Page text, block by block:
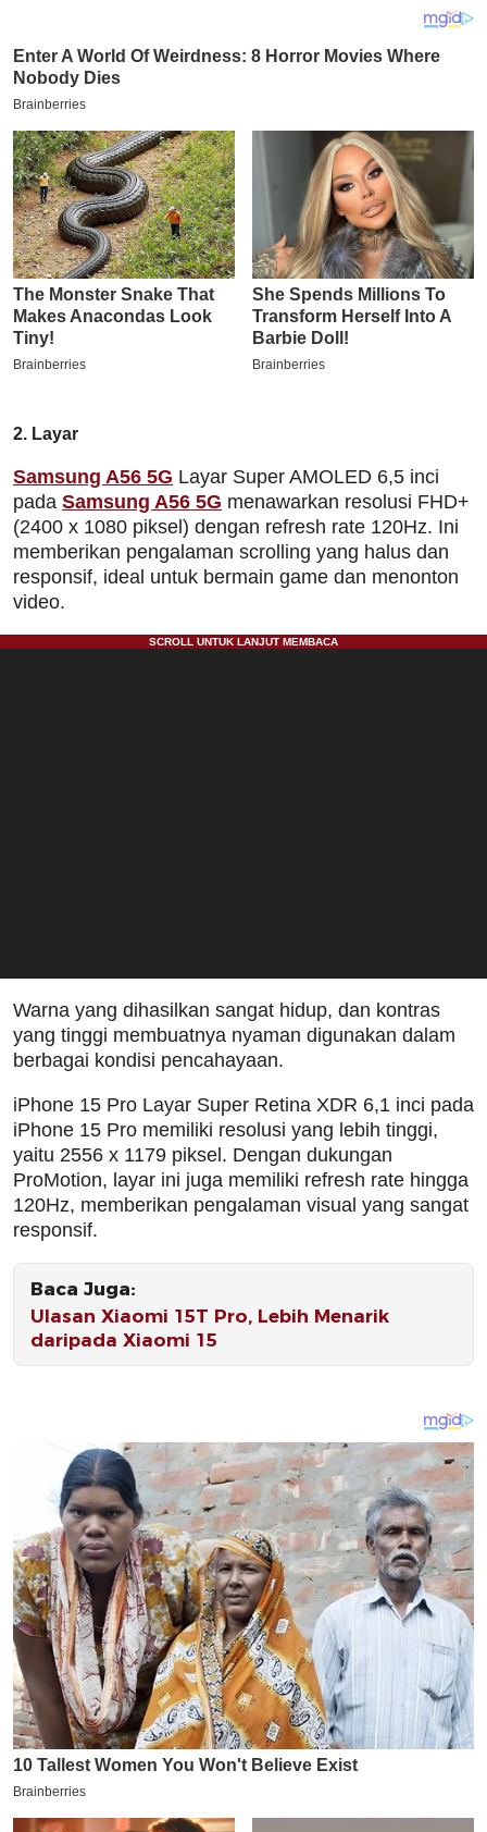
2. Layar
Samsung A56 5G Layar Super AMOLED 6,5 inci
pada Samsung A56 5G menawarkan resolusi FHD+
(2400 x 1080 piksel) dengan refresh rate 120Hz. Ini
memberikan pengalaman scrolling yang halus dan
responsif, ideal untuk bermain game dan menonton
video.
Warna yang dihasilkan sangat hidup, dan kontras
yang tinggi membuatnya nyaman digunakan dalam
berbagai kondisi pencahayaan.
iPhone 15 Pro Layar Super Retina XDR 6,1 inci pada
iPhone 15 Pro memiliki resolusi yang lebih tinggi,
yaitu 2556 x 1179 piksel. Dengan dukungan
ProMotion, layar ini juga memiliki refresh rate hingga
120Hz, memberikan pengalaman visual yang sangat
responsif.
Baca Juga:
Ulasan Xiaomi 15T Pro, Lebih Menarik
daripada Xiaomi 15